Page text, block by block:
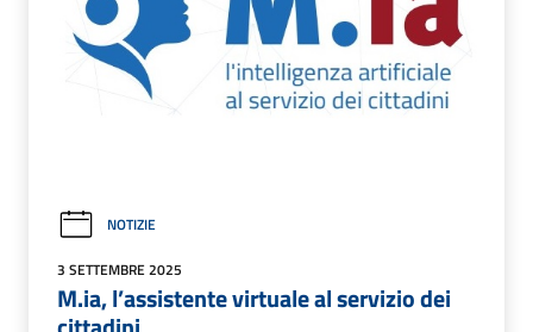
NOTIZIE
3 SETTEMBRE 2025
M.ia, l’assistente virtuale al servizio dei